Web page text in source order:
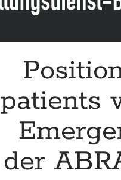
patients
der